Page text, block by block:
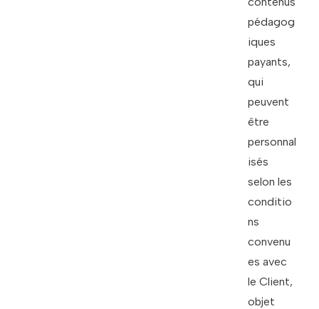
pédagog
iques
payants,
qui
peuvent
être
personnal
isés
selon les
conditio
ns
convenu
es avec
le Client,
objet